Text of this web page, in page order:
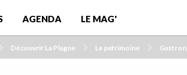
AGENDA LE MAG'
Découvrir La Plagne Le patrimoine